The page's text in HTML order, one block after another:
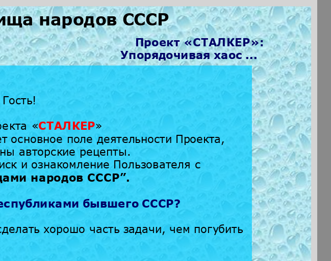
народов СССР
Проект «СТАЛКЕР»:
Упорядочивая хаос ...
«СТАЛКЕР»
основное поле деятельности Проекта,
авторские рецепты.
и ознакомление Пользователя с
народов СССР”.
бывшего СССР?
хорошо часть задачи, чем погубить